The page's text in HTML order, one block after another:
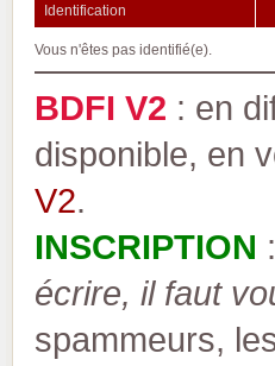
Identification
Vous n'êtes pas identifié(e).
BDFI V2 : en
disponible, en
V2.
INSCRIPTION
écrire, il faut
spammeurs,